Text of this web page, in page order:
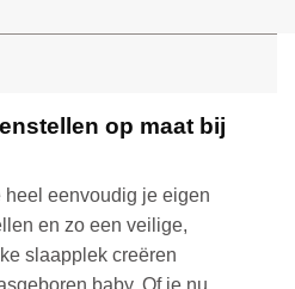
op maat bij
eenvoudig je eigen
en zo een veilige,
slaapplek creëren